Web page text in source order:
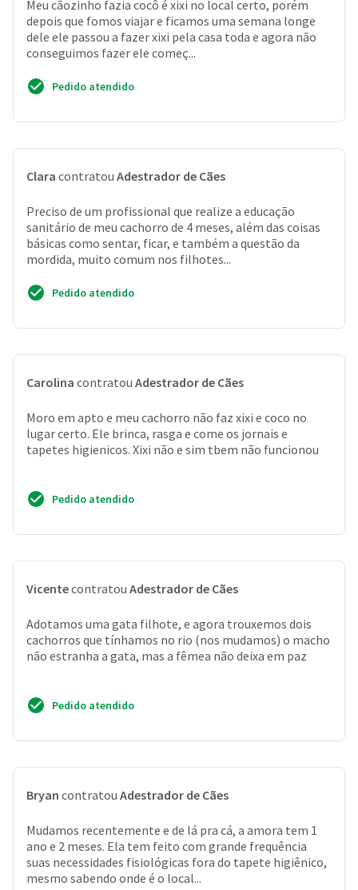
Meu cãozinho fazia cocô é xixi no local certo, porém
depois que fomos viajar e ficamos uma semana longe
dele ele passou a fazer xixi pela casa toda e agora não
conseguimos fazer ele começ...
Pedido atendido
Clara contratou Adestrador de Cães
Preciso de um profissional que realize a educação
sanitário de meu cachorro de 4 meses, além das coisas
básicas como sentar, ficar, e também a questão da
mordida, muito comum nos filhotes...
Pedido atendido
Carolina contratou Adestrador de Cães
Moro em apto e meu cachorro não faz xixi e coco no
lugar certo. Ele brinca, rasga e come os jornais e
tapetes higienicos. Xixi não e sim tbem não funcionou
Pedido atendido
Vicentecontratou Adestrador de Cães
Adotamos uma gata filhote, e agora trouxemos dois
cachorros que tínhamos no rio (nos mudamos) o macho
não estranha a gata, mas a fêmea não deixa em paz
Pedido atendido
Bryan contratou Adestrador de Cães
Mudamos recentemente e de lá pra cá, a amora tem 1
ano e 2 meses. Ela tem feito com grande frequência
suas necessidades fisiológicas fora do tapete higiênico,
mesmo sabendo onde é o local...